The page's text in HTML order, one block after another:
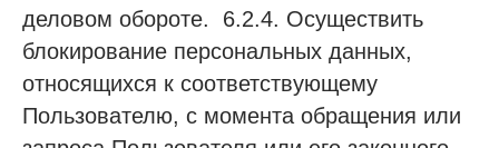
деловом обороте. 6.2.4. Осуществить
блокирование персональных данных,
относящихся к соответствующему
Пользователю, с момента обращения или